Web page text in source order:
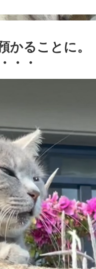
かることに。
・・